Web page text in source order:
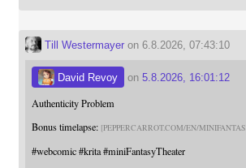
Till Westermayeron 6.8.2026, 07:43:10
David Revoy on 5.8.2026, 16:01:12
Authenticity Problem
Bonus timelapse: PEPPERCARROT.COM/EN/MINIFANTAS
#webcomic #krita #miniFantasyTheater